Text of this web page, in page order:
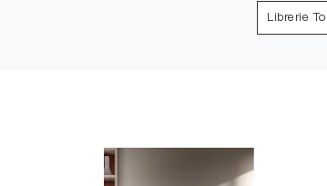
Librerie